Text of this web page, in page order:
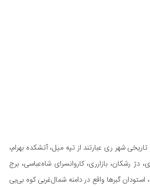
شهر ری عبارتند از تپه میل، آتشکده بهرام،
رشکان، بازارری، کاروانسرای شاه‌عباسی، برج
استودان گبرها واقع در دامنه شمال‌غر‌بی کوه بی‌بی